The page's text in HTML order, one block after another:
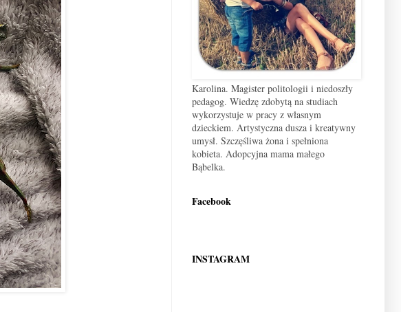
Karolina. Magister politologii i niedoszły
pedagog. Wiedzę zdobytą na studiach
wykorzystuje w pracy z własnym
dzieckiem. Artystyczna dusza i kreatywny
umysł. Szczęśliwa żona i spełniona
kobieta. Adopcyjna mama małego
Bąbelka.
Facebook
INSTAGRAM